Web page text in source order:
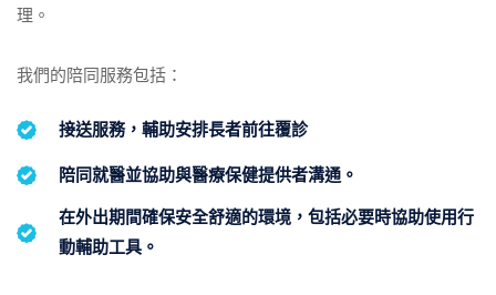
理。
我們的陪同服務包括：
接送服務，輔助安排長者前往覆診
陪同就醫並協助與醫療保健提供者溝通。
在外出期間確保安全舒適的環境，包括必要時協助使用行
動輔助工具。